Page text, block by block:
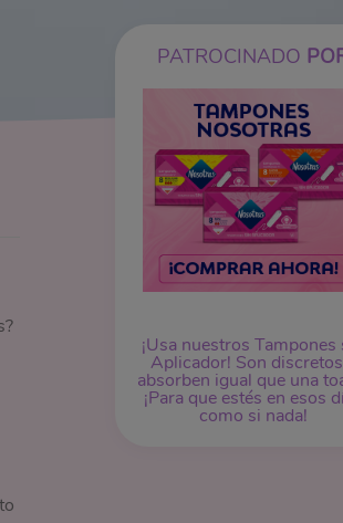
PATROCINADO
¡Usa nuestrosTampones
Aplicador! Son
absorben igual que una
¡Para que estés en esos
como si nada!